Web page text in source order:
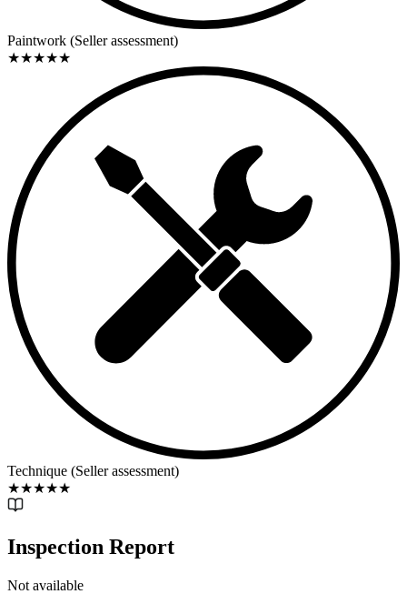
Paintwork (Seller assessment)
★★★★★
Technique (Seller assessment)
★★★★★
Inspection Report
Not available